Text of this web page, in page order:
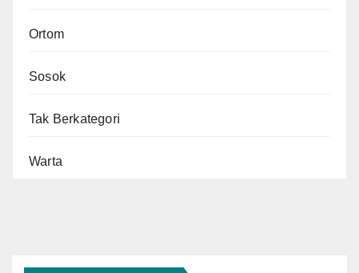
Ortom
Sosok
Tak Berkategori
Warta